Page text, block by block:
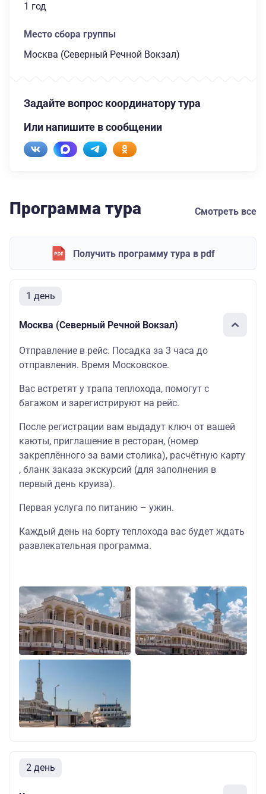
1 год
Место сбора группы
Москва (Северный Речной Вокзал)
Задайте вопрос координатору тура
Или напишите в сообщении
Программа тура Смотреть все
Получить программу тура в pdf
1 день
Москва (Северный Речной Вокзал)
Отправление в рейс. Посадка за 3 часа до
отправления. Время Московское.
Вас встретят у трапа теплохода, помогут с
багажом и зарегистрируют на рейс.
После регистрации вам выдадут ключ от вашей
каюты, приглашение в ресторан, (номер
закреплённого за вами столика), расчётную карту
, бланк заказа экскурсий (для заполнения в
первый день круиза).
Первая услуга по питанию – ужин.
Каждый день на борту теплохода вас будет ждать
развлекательная программа.
2 день